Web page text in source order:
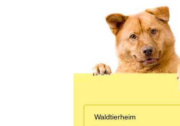
Waldtierheim